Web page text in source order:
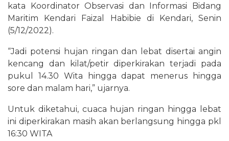
kata Koordinator Observasi dan Informasi Bidang
Maritim Kendari Faizal Habibie di Kendari, Senin
(5/12/2022).
“Jadi potensi hujan ringan dan lebat disertai angin
kencang dan kilat/petir diperkirakan terjadi pada
pukul 14.30 Wita hingga dapat menerus hingga
sore dan malam hari,” ujarnya.
Untuk diketahui, cuaca hujan ringan hingga lebat
ini diperkirakan masih akan berlangsung hingga pkl
16:30 WITA